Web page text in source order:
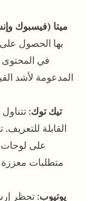
ميتا (فيسبوك
بها الحصول
في المحتوى
المدعومة لأشد
تيك توك:
القابلة للتعريف.
على لوحات
متطلبات
يوتيوب: تحظر